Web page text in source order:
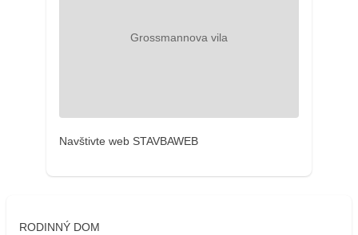
Navštivte web STAVBAWEB
RODINNÝ DOM